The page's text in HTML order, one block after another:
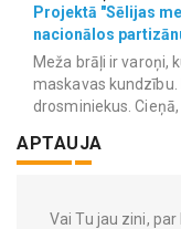
Projektā "Sēlijas
nacionālos
Meža brāļi ir varoņi,
maskavas
drosminiekus.
APTAUJA
Vai Tu jau zini,